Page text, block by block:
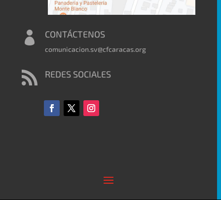
 CONTÁCTENOS
comunicacion.sv@cfcaracas.org
 REDES SOCIALES